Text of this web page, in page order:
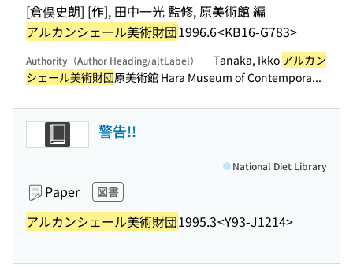
[倉俣史朗] [作], 田中一光 監修, 原美術館 編
アルカンシェール美術財団1996.6<KB16-G783>
Authority（Author Heading/altLabel） Tanaka, Ikko アルカン
シェール美術財団原美術館 Hara Museum of Contempora...
警告!!
Paper 図書
アルカンシェール美術財団1995.3<Y93-J1214>
National Diet Library